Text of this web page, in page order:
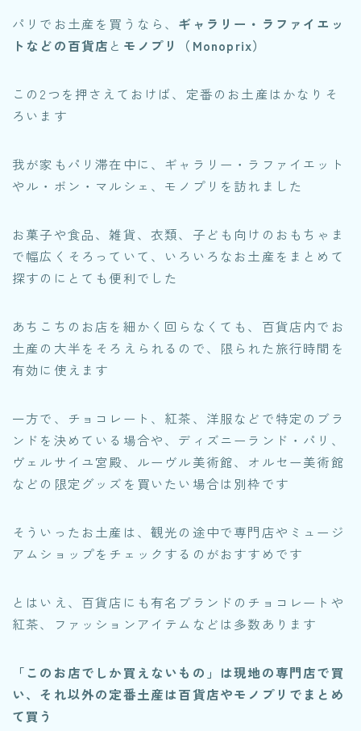
パリでお土産を買うなら、 ギャラリー・ラファイエッ
トなどの百貨店 と モノプリ（Monoprix）
この2つを押さえておけば、定番のお土産はかなりそ
ろいます
我が家もパリ滞在中に、ギャラリー・ラファイエット
やル・ボン・マルシェ、モノプリを訪れました
お菓子や食品、雑貨、衣類、子ども向けのおもちゃま
で幅広くそろっていて、いろいろなお土産をまとめて
探すのにとても便利でした
あちこちのお店を細かく回らなくても、百貨店内でお
土産の大半をそろえられるので、限られた旅行時間を
有効に使えます
一方で、チョコレート、紅茶、洋服などで特定のブラ
ンドを決めている場合や、ディズニーランド・パリ、
ヴェルサイユ宮殿、ルーヴル美術館、オルセー美術館
などの限定グッズを買いたい場合は別枠です
そういったお土産は、観光の途中で専門店やミュージ
アムショップをチェックするのがおすすめです
とはいえ、百貨店にも有名ブランドのチョコレートや
紅茶、ファッションアイテムなどは多数あります
「このお店でしか買えないもの」は現地の専門店で買
い、それ以外の定番土産は百貨店やモノプリでまとめ
て買う